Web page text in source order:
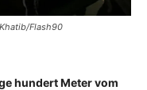
Flash90
hundert Meter vom